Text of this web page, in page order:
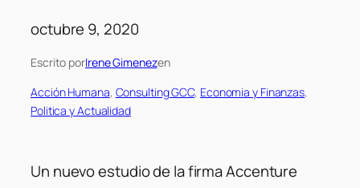
octubre 9, 2020
Escrito porIrene Gimenezen
Acción Humana, Consulting GCC, Economia y Finanzas
Politica y Actualidad
Un nuevo estudio de la firma Accenture